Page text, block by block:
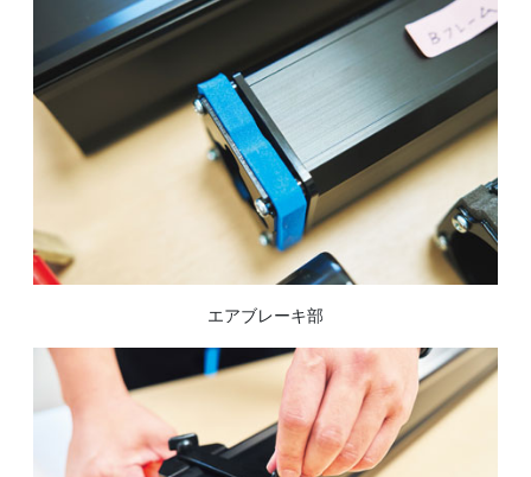
エアブレーキ部